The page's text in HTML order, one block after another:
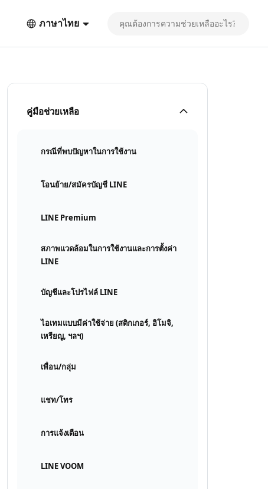
ภาษาไทย
คู่มือช่วยเหลือ
กรณีที่พบปัญหาในการใช้งาน
โอนย้าย/สมัครบัญชี LINE
LINE Premium
สภาพแวดล้อมในการใช้งานและการตั้งค่า
LINE
บัญชีและโปรไฟล์ LINE
ไอเทมแบบมีค่าใช้จ่าย (สติกเกอร์, อิโมจิ,
เหรียญ, ฯลฯ)
เพื่อน/กลุ่ม
แชท/โทร
การแจ้งเตือน
LINE VOOM